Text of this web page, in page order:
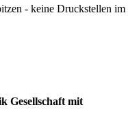
- keine Druckstellen im
Gesellschaft mit